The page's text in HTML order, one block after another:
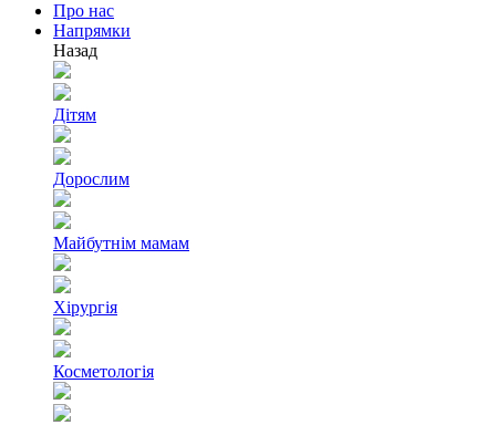
Про нас
Напрямки
Назад
Дітям
Дорослим
Майбутнім мамам
Хірургія
Косметологія